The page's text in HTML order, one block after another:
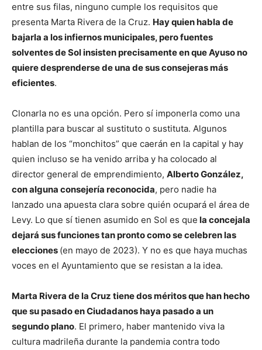
entre sus filas, ninguno cumple los requisitos que
presenta Marta Rivera de la Cruz. Hay quien habla de
bajarla a los infiernos municipales, pero fuentes
solventes de Sol insisten precisamente en que Ayuso no
quiere desprenderse de una de sus consejeras más
eficientes.
Clonarla no es una opción. Pero sí imponerla como una
plantilla para buscar al sustituto o sustituta. Algunos
hablan de los “monchitos” que caerán en la capital y hay
quien incluso se ha venido arriba y ha colocado al
director general de emprendimiento, Alberto González,
con alguna consejería reconocida, pero nadie ha
lanzado una apuesta clara sobre quién ocupará el área de
Levy. Lo que sí tienen asumido en Sol es que la concejala
dejará sus funciones tan pronto como se celebren las
elecciones (en mayo de 2023). Y no es que haya muchas
voces en el Ayuntamiento que se resistan a la idea.
Marta Rivera de la Cruz tiene dos méritos que han hecho
que su pasado en Ciudadanos haya pasado a un
segundo plano. El primero, haber mantenido viva la
cultura madrileña durante la pandemia contra todo